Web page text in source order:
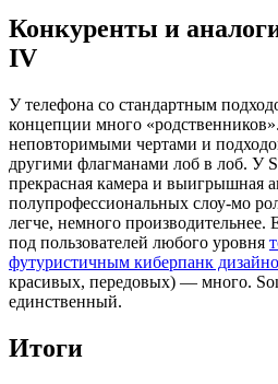
Конкуренты и
IV
У телефона со стандартным
концепции много
неповторимыми чертами и
другими флагманами лоб в лоб. У
прекрасная камера и выигрышная
полупрофессиональных слоу-мо
легче, немного производительнее.
под пользователей любого уровня
футуристичным киберпанк
красивых, передовых) — много.
единственный.
Итоги